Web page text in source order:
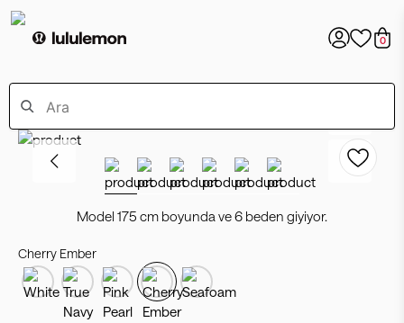
0
Model 175 cm boyunda ve 6 beden giyiyor.
Cherry Ember